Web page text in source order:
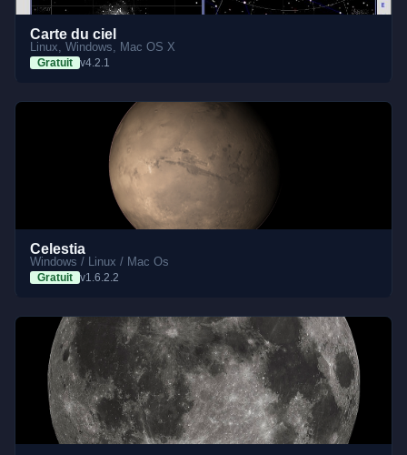
Carte du ciel
Linux, Windows, Mac OS X
Gratuit v4.2.1
Celestia
Windows / Linux / Mac Os
Gratuit v1.6.2.2